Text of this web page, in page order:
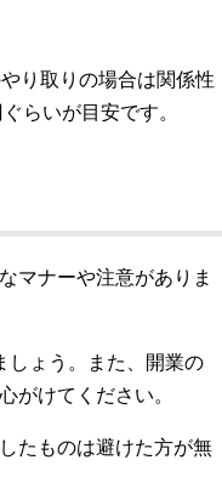
り取りの場合は関係性
らいが目安です。
マナーや注意がありま
しょう。また、開業の
がけてください。
たものは避けた方が無